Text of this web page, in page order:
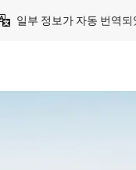
일부 정보가 자동 번역